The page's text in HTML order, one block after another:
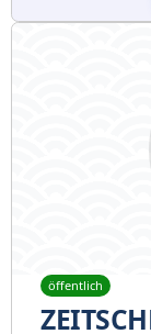
öffentlich